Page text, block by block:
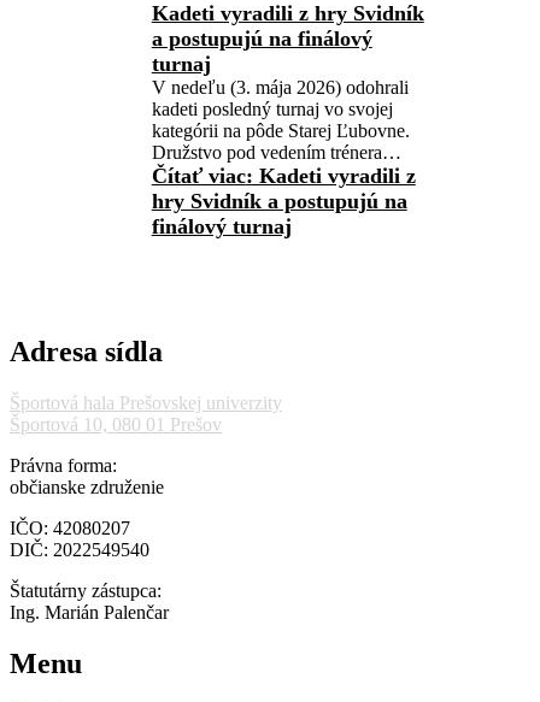
Kadeti vyradili z hry Svidník
a postupujú na finálový
turnaj
V nedeľu (3. mája 2026) odohrali
kadeti posledný turnaj vo svojej
kategórii na pôde Starej Ľubovne.
Družstvo pod vedením trénera…
Čítať viac: Kadeti vyradili z
hry Svidník a postupujú na
finálový turnaj
Adresa sídla
Športová hala Prešovskej univerzity
Športová 10, 080 01 Prešov
Právna forma:
občianske združenie
IČO: 42080207
DIČ: 2022549540
Štatutárny zástupca:
Ing. Marián Palenčar
Menu